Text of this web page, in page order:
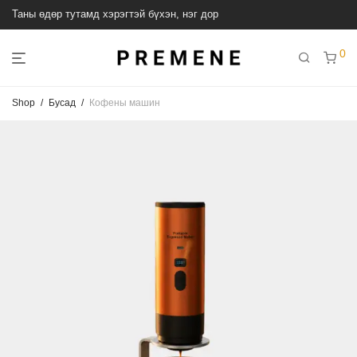
Таны өдөр тутамд хэрэгтэй бүхэн, нэг дор
0
Shop / Бусад / Кофены машин